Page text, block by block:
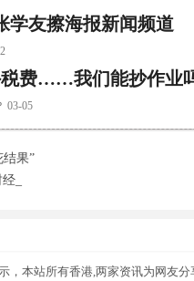
学友擦海报新闻频道
税费……我们能抄作业
03-05
结果”
_
本站所有香港,两家资讯为网友